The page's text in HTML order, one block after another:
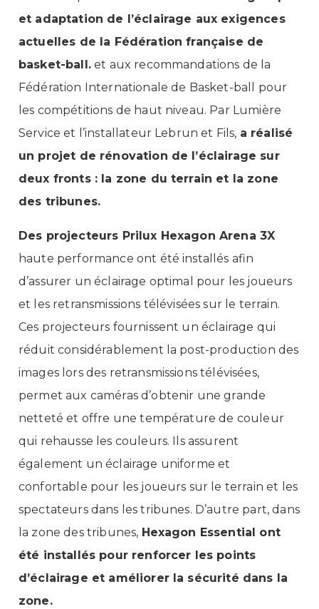
et adaptation de l’éclairage aux exigences
actuelles de la Fédération française de
basket-ball. et aux recommandations de la
Fédération Internationale de Basket-ball pour
les compétitions de haut niveau. Par Lumière
Service et l’installateur Lebrun et Fils, a réalisé
un projet de rénovation de l’éclairage sur
deux fronts : la zone du terrain et la zone
des tribunes.
Des projecteurs Prilux Hexagon Arena 3X
haute performance ont été installés afin
d’assurer un éclairage optimal pour les joueurs
et les retransmissions télévisées sur le terrain.
Ces projecteurs fournissent un éclairage qui
réduit considérablement la post-production des
images lors des retransmissions télévisées,
permet aux caméras d’obtenir une grande
netteté et offre une température de couleur
qui rehausse les couleurs. Ils assurent
également un éclairage uniforme et
confortable pour les joueurs sur le terrain et les
spectateurs dans les tribunes. D’autre part, dans
la zone des tribunes, Hexagon Essential ont
été installés pour renforcer les points
d’éclairage et améliorer la sécurité dans la
zone.